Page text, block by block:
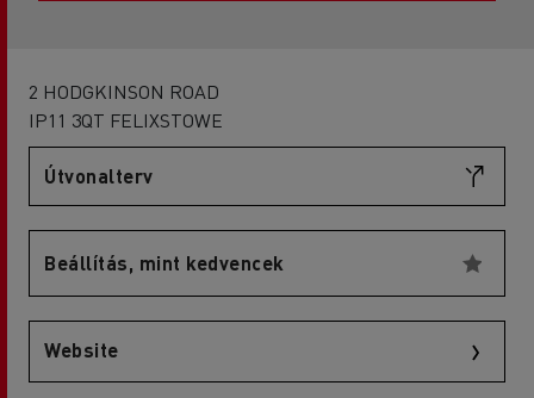
2 HODGKINSON ROAD
IP11 3QT FELIXSTOWE
Útvonalterv
Beállítás, mint kedvencek
Website